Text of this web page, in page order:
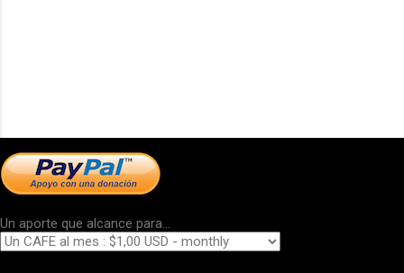
Un aporte que alcance para...